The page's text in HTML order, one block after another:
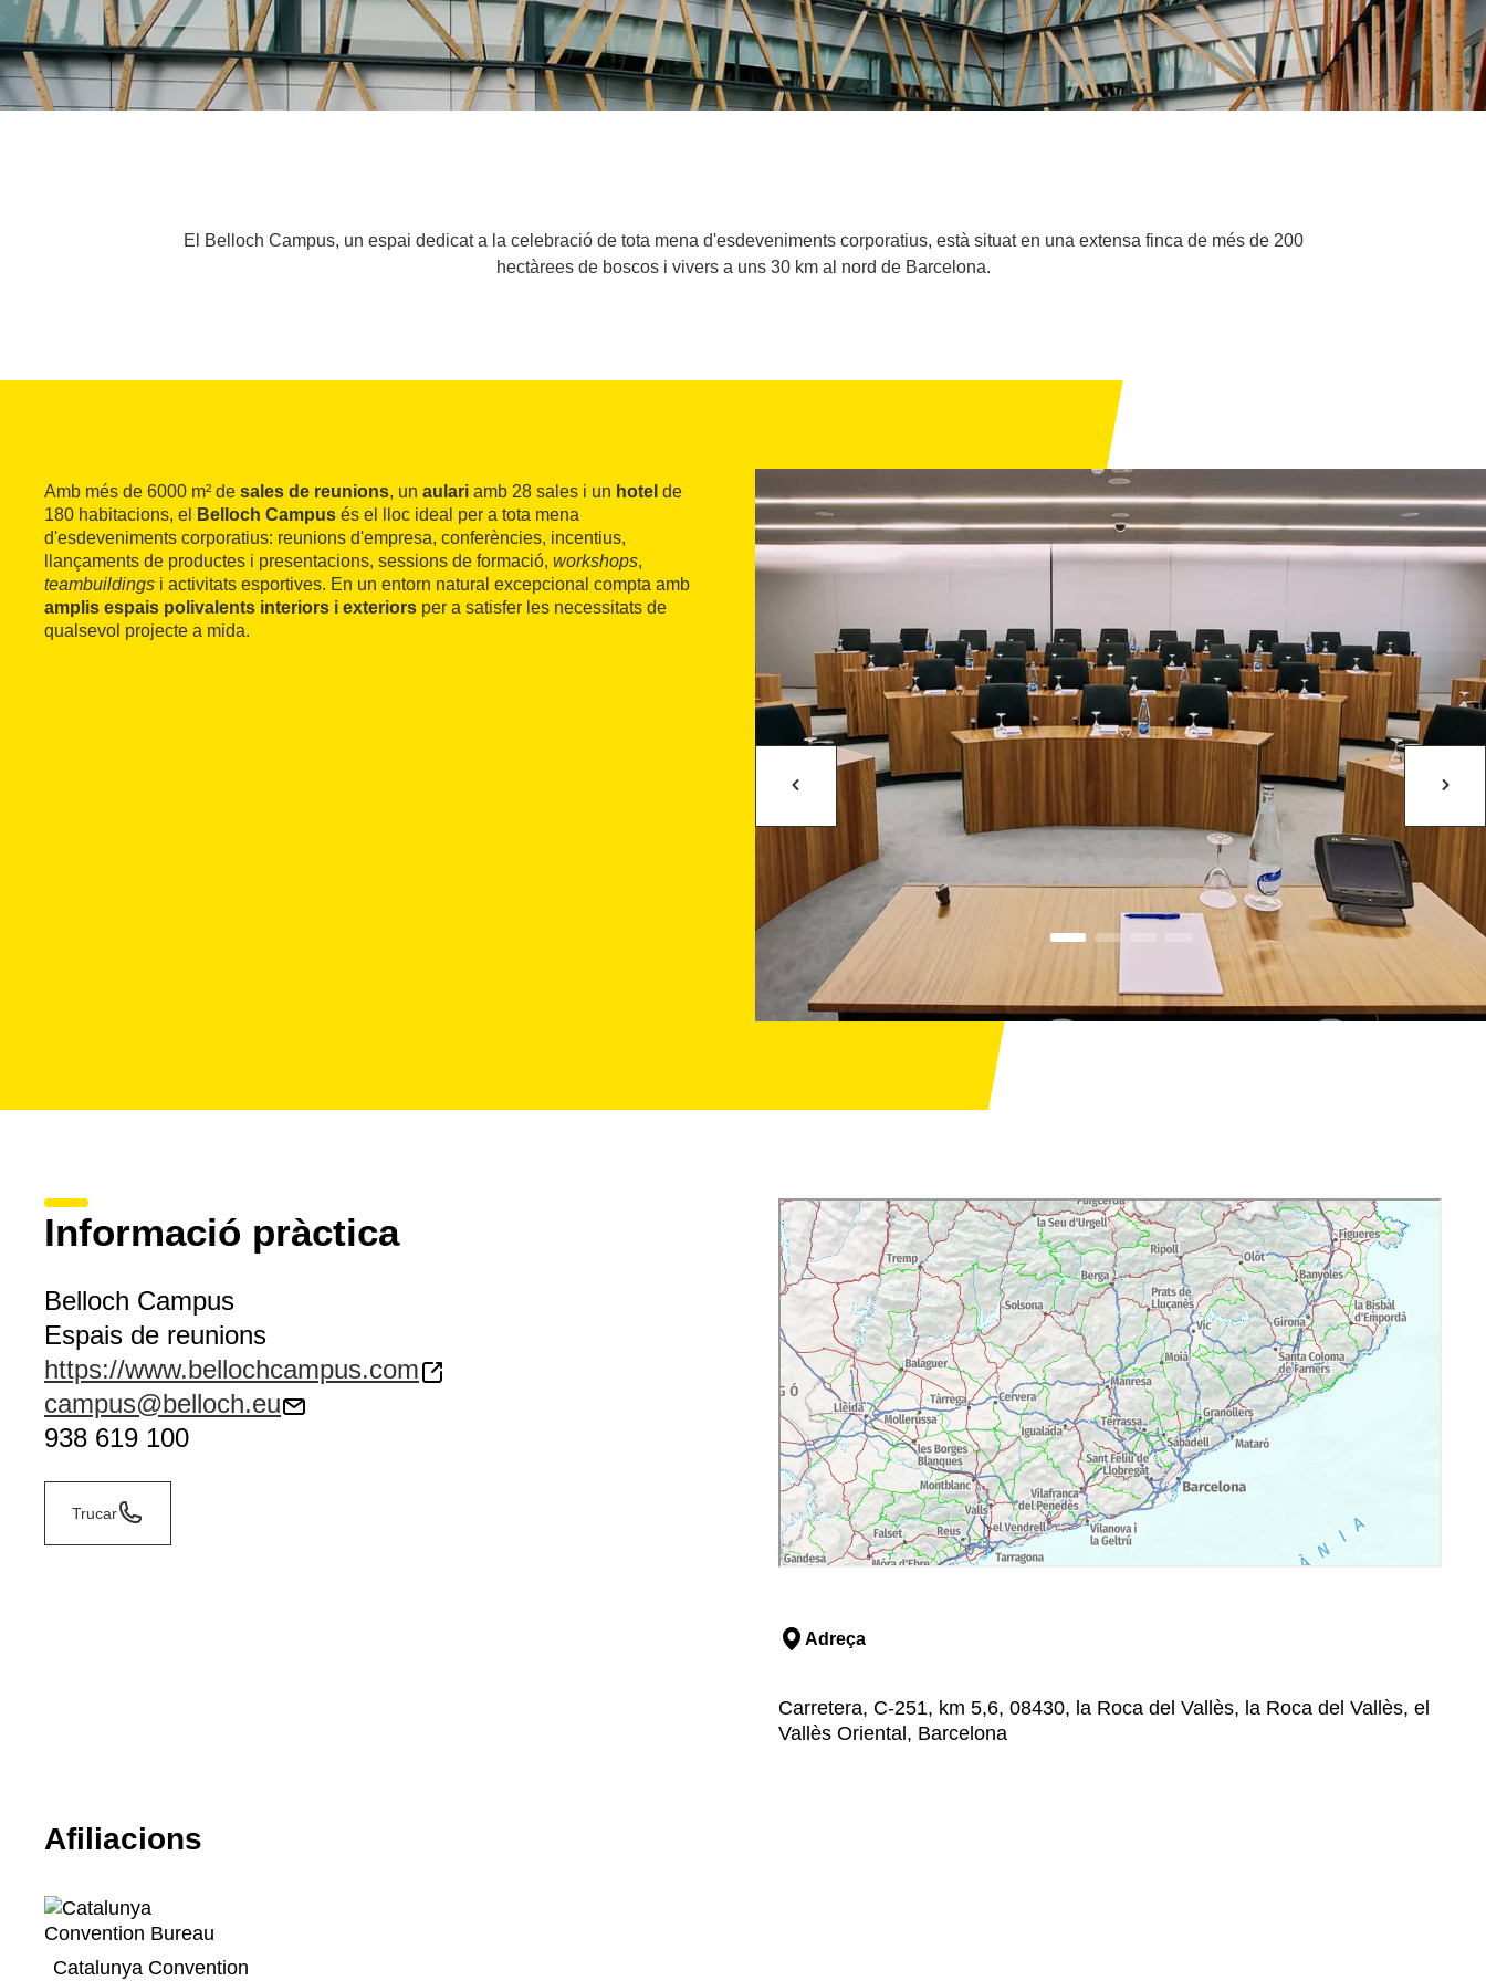
El Belloch Campus, un espai dedicat a la celebració de tota mena d'esdeveniments corporatius, està situat en una extensa finca de més de 200
hectàrees de boscos i vivers a uns 30 km al nord de Barcelona.
Amb més de 6000 m² de sales de reunions, un aulari amb 28 sales i un hotel de
180 habitacions, el
Belloch Campus és el lloc ideal per a tota mena
d'esdeveniments corporatius: reunions d'empresa, conferències, incentius,
llançaments de productes i presentacions, sessions de formació, workshops,
teambuildings i activitats esportives. En un entorn natural excepcional compta amb
amplis espais polivalents interiors i exteriors per a satisfer les necessitats de
qualsevol projecte a mida.
Informació pràctica
Belloch Campus
Espais de reunions
https://www.bellochcampus.com
campus@belloch.eu
938 619 100
Trucar
Adreça
Carretera, C-251, km 5,6, 08430, la Roca del Vallès, la Roca del Vallès, el
Vallès Oriental, Barcelona
Afiliacions
Catalunya Convention